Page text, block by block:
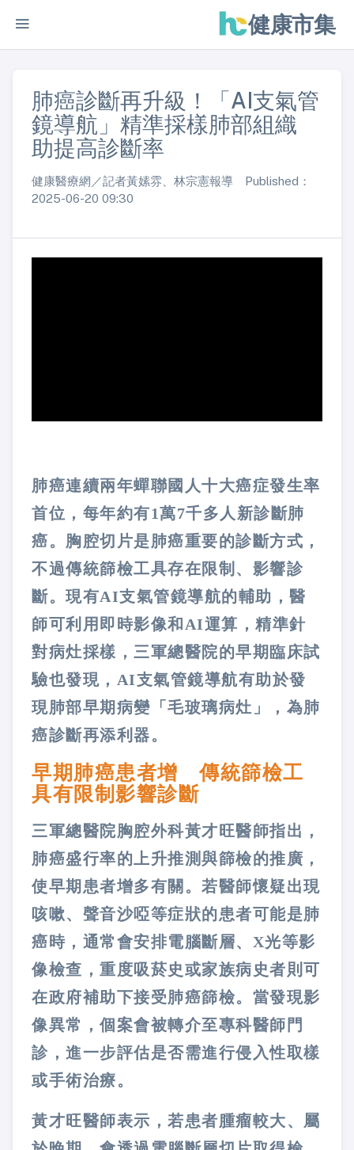
健康市集
肺癌診斷再升級！「AI支氣管
鏡導航」精準採樣肺部組織
助提高診斷率
健康醫療網／記者黃嫊雰、林宗憲報導 Published：
2025-06-20 09:30
肺癌連續兩年蟬聯國人十大癌症發生率
首位，每年約有1萬7千多人新診斷肺
癌。胸腔切片是肺癌重要的診斷方式，
不過傳統篩檢工具存在限制、影響診
斷。現有AI支氣管鏡導航的輔助，醫
師可利用即時影像和AI運算，精準針
對病灶採樣，三軍總醫院的早期臨床試
驗也發現，AI支氣管鏡導航有助於發
現肺部早期病變「毛玻璃病灶」，為肺
癌診斷再添利器。
早期肺癌患者增 傳統篩檢工
具有限制影響診斷
三軍總醫院胸腔外科黃才旺醫師指出，
肺癌盛行率的上升推測與篩檢的推廣，
使早期患者增多有關。若醫師懷疑出現
咳嗽、聲音沙啞等症狀的患者可能是肺
癌時，通常會安排電腦斷層、X光等影
像檢查，重度吸菸史或家族病史者則可
在政府補助下接受肺癌篩檢。當發現影
像異常，個案會被轉介至專科醫師門
診，進一步評估是否需進行侵入性取樣
或手術治療。
黃才旺醫師表示，若患者腫瘤較大、屬